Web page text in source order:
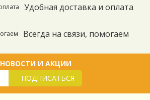
Удобная доставка и оплата
Всегда на связи, помогаем
И АКЦИИ
ПОДПИСАТЬСЯ